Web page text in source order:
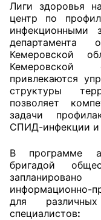
независимой
оказания
О Палате
Структура
Комиссии
Экспертный
Совет ОП КО
Общественный
Лиги здоровья
центр по
инфекционными
департамента
Кемеровской
Кемеровской
привлекаются
структуры
позволяет
задачи
СПИД-инфекции и
В программе
бригадой
информационно-
для
специалистов: